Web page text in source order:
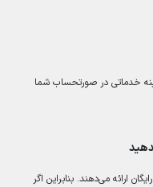
خدماتی در صورتحساب شما
ارائه می‌دهند. بنابراین اگر